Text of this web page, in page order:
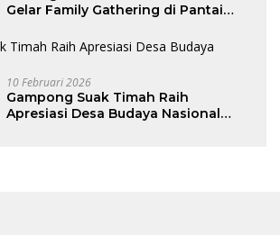
Gelar Family Gathering di Pantai
10 Februari 2026
Gampong Suak Timah Raih
Apresiasi Desa Budaya Nasional